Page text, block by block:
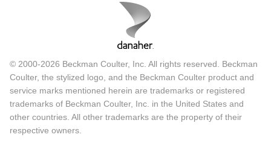
© 2000-2026 Beckman Coulter, Inc. All rights reserved. Beckman
Coulter, the stylized logo, and the Beckman Coulter product and
service marks mentioned herein are trademarks or registered
trademarks of Beckman Coulter, Inc. in the United States and
other countries. All other trademarks are the property of their
respective owners.